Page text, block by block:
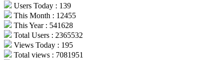
Users Today : 139
This Month : 12455
This Year : 541628
Total Users : 2365532
Views Today : 195
Total views : 7081951